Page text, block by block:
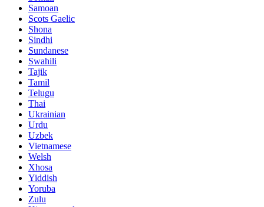
Samoan
Scots Gaelic
Shona
Sindhi
Sundanese
Swahili
Tajik
Tamil
Telugu
Thai
Ukrainian
Urdu
Uzbek
Vietnamese
Welsh
Xhosa
Yiddish
Yoruba
Zulu